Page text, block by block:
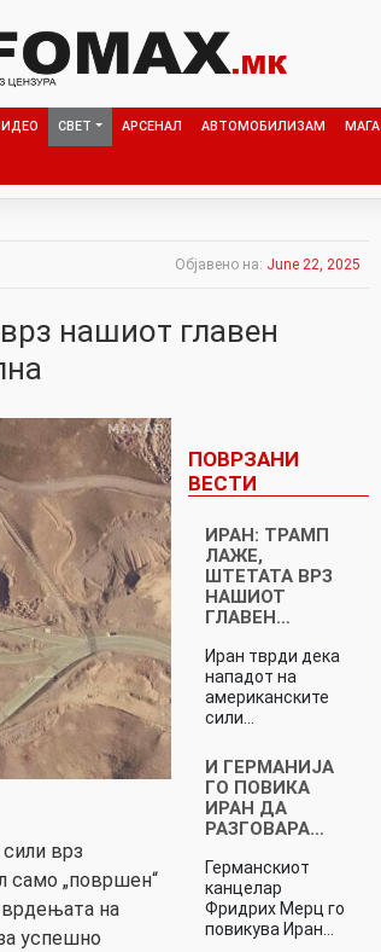
СВЕТ АРСЕНАЛ АВТОМОБИЛИЗАМ
Објавено на: June 22, 2025
нашиот главен
врз
само „површен“
на
успешно
ПОВРЗАНИ
ВЕСТИ
ИРАН: ТРАМП
ЛАЖЕ,
ШТЕТАТА ВРЗ
НАШИОТ
ГЛАВЕН…
Иран тврди дека
нападот на
американските
сили…
И ГЕРМАНИЈА
ГО ПОВИКА
ИРАН ДА
РАЗГОВАРА…
Германскиот
канцелар
Фридрих Мерц го
повикува Иран…